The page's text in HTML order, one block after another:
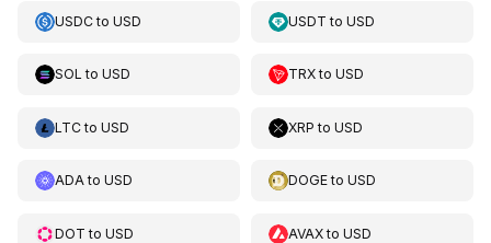
USDCto USD USDT toUSD
SOL to USD TRXtoUSD
LTCto USD XRP toUSD
ADAto USD DOGEtoUSD
DOT to USD AVAXtoUSD